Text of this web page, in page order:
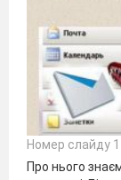
Номер слайду
Про нього